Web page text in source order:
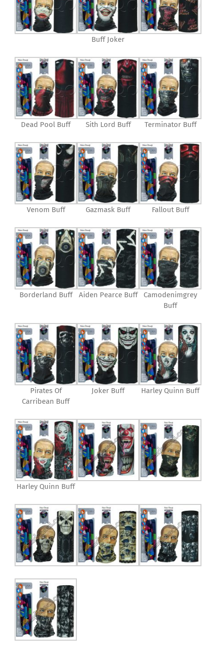
Buff Joker
Dead Pool Buff Sith Lord Buff Terminator Buff
Venom Buff Gazmask Buff Fallout Buff
Borderland Buff Aiden Pearce Buff
Camodenimgrey
Buff
Pirates Of
Carribean Buff
Joker Buff Harley Quinn Buff
Harley Quinn Buff